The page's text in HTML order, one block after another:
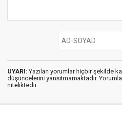
UYARI: Yazılan yorumlar hiçbir şekilde
düşüncelerini yansıtmamaktadır.
niteliktedir.